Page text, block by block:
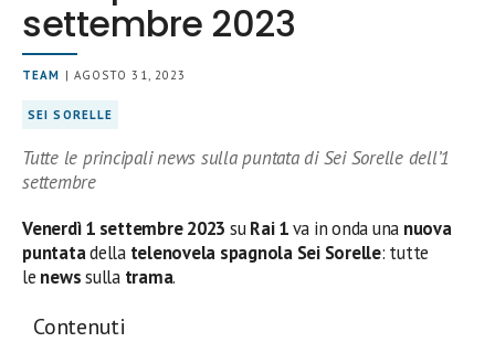
settembre 2023
TEAM | AGOSTO 31, 2023
SEI SORELLE
Tutte le principali news sulla puntata di Sei Sorelle dell’1
settembre
Venerdì 1 settembre 2023 suRai 1va in onda una nuova
puntatadellatelenovela spagnola Sei Sorelle: tutte
le newssulla trama.
Contenuti